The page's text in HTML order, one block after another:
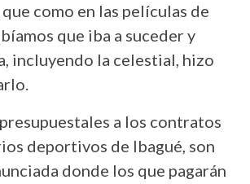
que como en las películas de
que iba a suceder y
incluyendo la celestial, hizo
a los contratos
deportivos de Ibagué, son
donde los que pagarán